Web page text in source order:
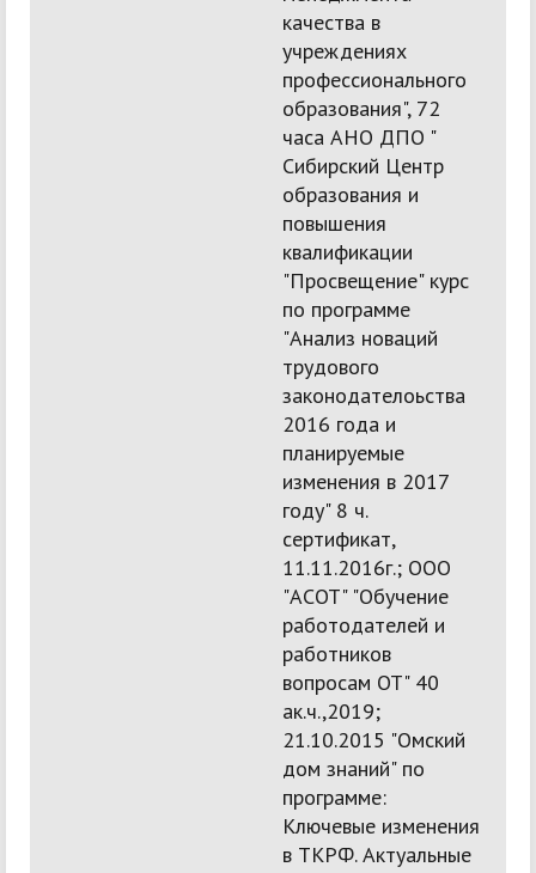
качества в
учреждениях
профессионального
образования", 72
часа АНО ДПО "
Сибирский Центр
образования и
повышения
квалификации
"Просвещение" курс
по программе
"Анализ новаций
трудового
законодателоьства
2016 года и
планируемые
изменения в 2017
году" 8 ч.
сертификат,
11.11.2016г.; ООО
"АСОТ" "Обучение
работодателей и
работников
вопросам ОТ" 40
ак.ч.,2019;
21.10.2015 "Омский
дом знаний" по
программе:
Ключевые изменения
в ТКРФ. Актуальные